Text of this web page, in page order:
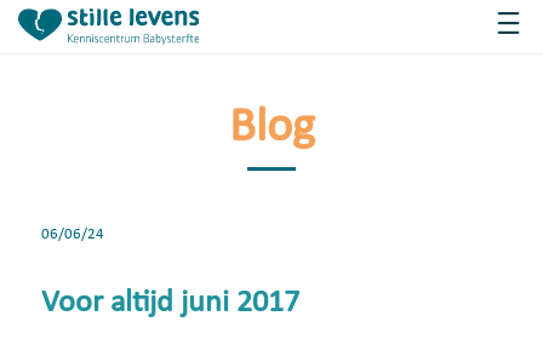
Blog
06/06/24
Voor altijd juni 2017